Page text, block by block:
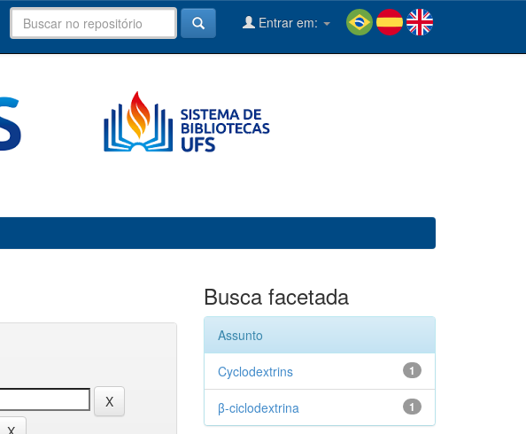
Entrar em:
Busca facetada
Assunto
1
Cyclodextrins
1
β-ciclodextrina